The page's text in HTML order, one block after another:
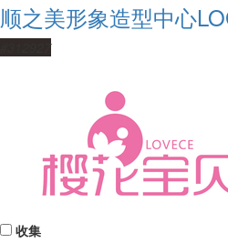
顺之美形象造型中心
收集